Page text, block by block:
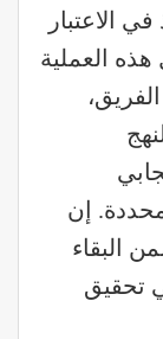
الاعتبار
العملية
إن
البقاء
تحقيق